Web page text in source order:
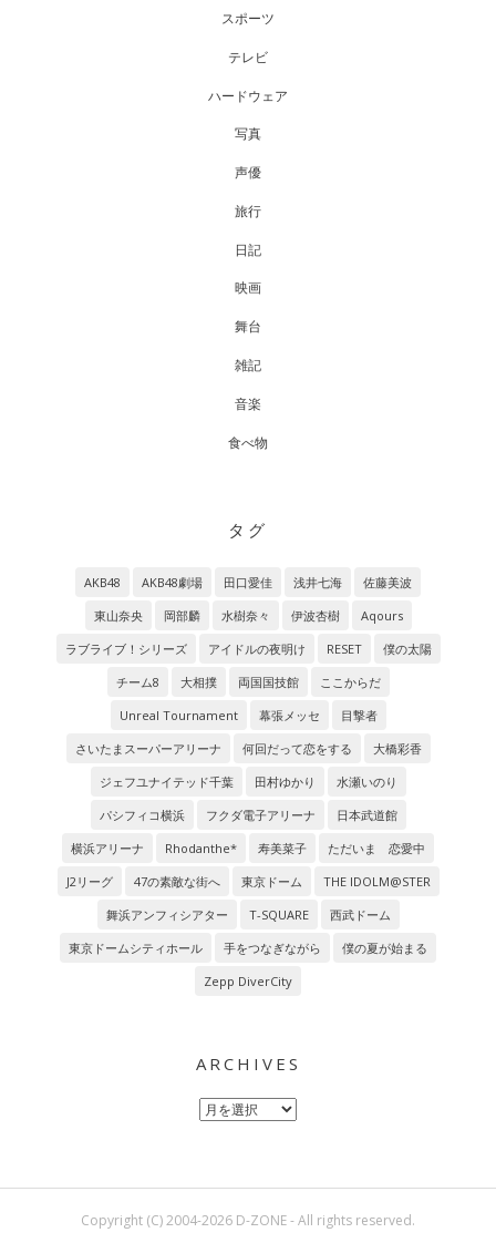
スポーツ
テレビ
ハードウェア
写真
声優
旅行
日記
映画
舞台
雑記
音楽
食べ物
タグ
AKB48 AKB48劇場 田口愛佳 浅井七海
佐藤美波
東山奈央
岡部麟 水樹奈々 伊波杏樹
Aqours
ラブライブ！シリーズ
アイドルの夜明け RESET
僕の太陽
チーム8
大相撲 両国国技館
ここからだ
Unreal Tournament
幕張メッセ
目撃者
さいたまスーパーアリーナ
何回だって恋をする
大橋彩香
ジェフユナイテッド千葉
田村ゆかり
水瀬いのり
パシフィコ横浜
フクダ電子アリーナ
日本武道館
横浜アリーナ
Rhodanthe* 寿美菜子
ただいま 恋愛中
J2リーグ
47の素敵な街へ 東京ドーム
THE IDOLM@STER
舞浜アンフィシアター
T-SQUARE
西武ドーム
東京ドームシティホール
手をつなぎながら
僕の夏が始まる
Zepp DiverCity
ARCHIVES
Archives
Copyright (C) 2004-2026 D-ZONE - All rights reserved.